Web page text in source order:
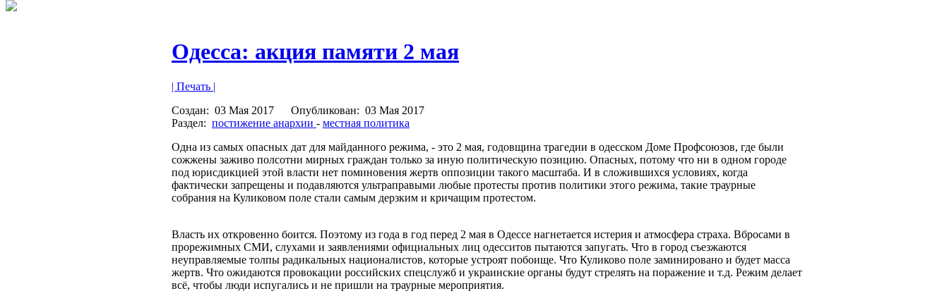
Одесса: акция памяти 2 мая
| Печать |
Создан: 03 Мая 2017 Опубликован: 03 Мая 2017
Раздел: постижение анархии - местная политика
Одна из самых опасных дат для майданного режима, - это 2 мая, годовщина трагедии в одесском Доме Профсоюзов, где были
сожжены заживо полсотни мирных граждан только за иную политическую позицию. Опасных, потому что ни в одном городе
под юрисдикцией этой власти нет поминовения жертв оппозиции такого масштаба. И в сложившихся условиях, когда
фактически запрещены и подавляются ультраправыми любые протесты против политики этого режима, такие траурные
собрания на Куликовом поле стали самым дерзким и кричащим протестом.
Власть их откровенно боится. Поэтому из года в год перед 2 мая в Одессе нагнетается истерия и атмосфера страха. Вбросами в
прорежимных СМИ, слухами и заявлениями официальных лиц одесситов пытаются запугать. Что в город съезжаются
неуправляемые толпы радикальных националистов, которые устроят побоище. Что Куликово поле заминировано и будет масса
жертв. Что ожидаются провокации российских спецслужб и украинские органы будут стрелять на поражение и т.д. Режим делает
всё, чтобы люди испугались и не пришли на траурные мероприятия.